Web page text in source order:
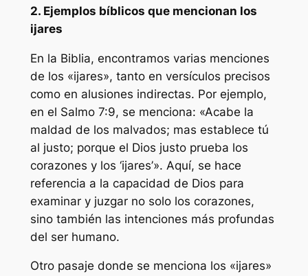
2. Ejemplos bíblicos que mencionan los
ijares
En la Biblia, encontramos varias menciones
de los «ijares», tanto en versículos precisos
como en alusiones indirectas. Por ejemplo,
en el Salmo 7:9, se menciona: «Acabe la
maldad de los malvados; mas establece tú
al justo; porque el Dios justo prueba los
corazones y los ‘ijares’». Aquí, se hace
referencia a la capacidad de Dios para
examinar y juzgar no solo los corazones,
sino también las intenciones más profundas
del ser humano.
Otro pasaje donde se menciona los «ijares»